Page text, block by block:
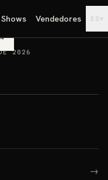
Shows Vendedores ES ▾
2026
→